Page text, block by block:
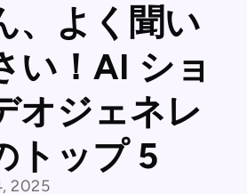
、よく聞い
い！AI ショ
オジェネレ
トップ 5
2025